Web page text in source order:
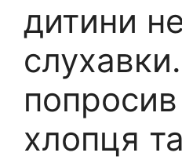
дитини
хлопця